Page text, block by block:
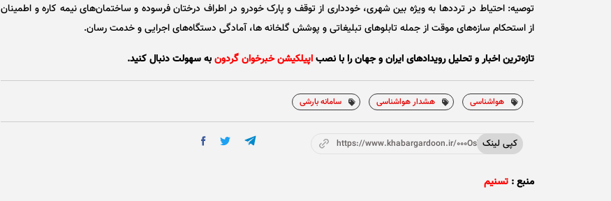
توصیه: احتیاط در تردد‌ها به ویژه بین شهری، خودداری از توقف و پارک خودرو در اطراف درختان فرسوده و ساختمان‌های نیمه کاره و اطمینان
از استحکام سازه‌های موقت از جمله تابلو‌های تبلیغاتی و پوشش گلخانه ها، آمادگی دستگاه‌های اجرایی و خدمت رسان.
تازه‌ترین اخبار و تحلیل‌ رویدادهای ایران و جهان را با نصباپیلکیشن خبرخوان گردونبه سهولت دنبال کنید.
هواشناسی هشدار هواشناسی سامانه بارشی
کپی لینک https://www.khabargardoon.ir/000OsY
منبع : تسنیم